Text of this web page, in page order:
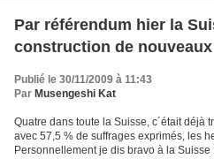
Par référendum hier la
construction de
Publié le 30/11/2009 à 11:43
Par Musengeshi Kat
Quatre dans toute la Suisse, c´était déjà
avec 57,5 % de suffrages exprimés, les
Personnellement je dis bravo à la Suisse